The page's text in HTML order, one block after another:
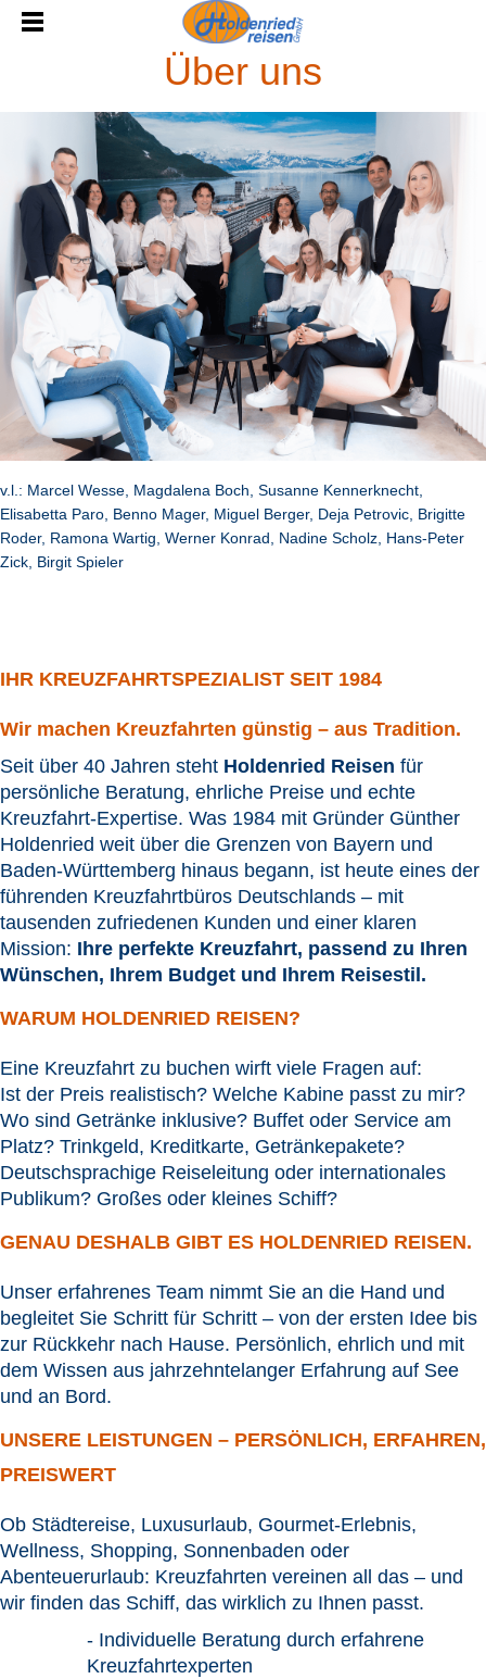
Über uns
v.l.: Marcel Wesse, Magdalena Boch, Susanne Kennerknecht,
Elisabetta Paro, Benno Mager, Miguel Berger, Deja Petrovic, Brigitte
Roder, Ramona Wartig, Werner Konrad, Nadine Scholz, Hans-Peter
Zick, Birgit Spieler
IHR KREUZFAHRTSPEZIALIST SEIT 1984
Wir machen Kreuzfahrten günstig – aus Tradition.
Seit über 40 Jahren steht Holdenried Reisen für
persönliche Beratung, ehrliche Preise und echte
Kreuzfahrt-Expertise. Was 1984 mit Gründer Günther
Holdenried weit über die Grenzen von Bayern und
Baden-Württemberg hinaus begann, ist heute eines der
führenden Kreuzfahrtbüros Deutschlands – mit
tausenden zufriedenen Kunden und einer klaren
Mission: Ihre perfekte Kreuzfahrt, passend zu Ihren
Wünschen, Ihrem Budget und Ihrem Reisestil.
WARUM HOLDENRIED REISEN?
Eine Kreuzfahrt zu buchen wirft viele Fragen auf:
Ist der Preis realistisch? Welche Kabine passt zu mir?
Wo sind Getränke inklusive? Buffet oder Service am
Platz? Trinkgeld, Kreditkarte, Getränkepakete?
Deutschsprachige Reiseleitung oder internationales
Publikum? Großes oder kleines Schiff?
GENAU DESHALB GIBT ES HOLDENRIED REISEN.
Unser erfahrenes Team nimmt Sie an die Hand und
begleitet Sie Schritt für Schritt – von der ersten Idee bis
zur Rückkehr nach Hause. Persönlich, ehrlich und mit
dem Wissen aus jahrzehntelanger Erfahrung auf See
und an Bord.
UNSERE LEISTUNGEN – PERSÖNLICH, ERFAHREN,
PREISWERT
Ob Städtereise, Luxusurlaub, Gourmet-Erlebnis,
Wellness, Shopping, Sonnenbaden oder
Abenteuerurlaub: Kreuzfahrten vereinen all das – und
wir finden das Schiff, das wirklich zu Ihnen passt.
- Individuelle Beratung durch erfahrene
Kreuzfahrtexperten